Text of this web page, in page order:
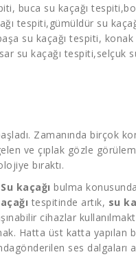
, buca su kaçağı tespiti
tespiti,gümüldür su
su kaçağı tespiti, konak
su kaçağı tespiti,selçuk
Zamanında birçok
ve çıplak gözle
bıraktı.
Su kaçağı bulma
tespitinde artık, su
cihazlar
Hatta üst katta yapılan
ses dalgaları